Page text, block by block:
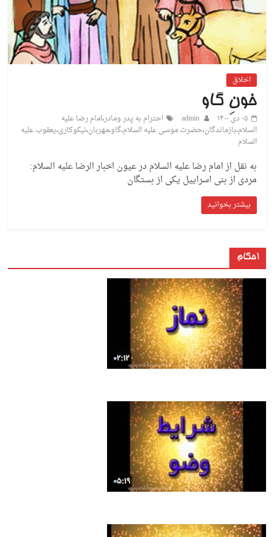
اخلاق
خونِ گاو
۰۵ دی ۱۴۰۰ admin احترام به پدر ومادر،امام رضا علیه
السلام،بازماندگان،حضرت موسی علیه السلام،گاو،مهربان،نیکوکاری،یعقوب علیه
السلام
به نقل از امام رضا علیه السلام در عیون اخبار الرضا علیه السلام:
مردی از بنی اسراییل یکی از بستگان
بیشتر بخوانید
احکام